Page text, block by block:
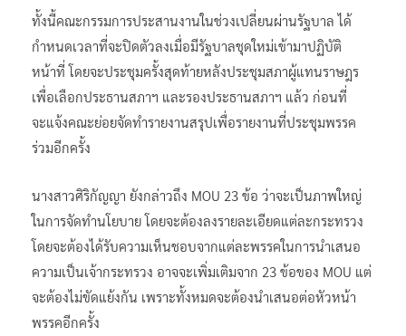
ทั้งนี้คณะกรรมการประสานงานในช่วงเปลี่ยนผ่านรัฐบาล ได้
กำหนดเวลาที่จะปิดตัวลงเมื่อมีรัฐบาลชุดใหม่เข้ามาปฏิบัติ
หน้าที่ โดยจะประชุมครั้งสุดท้ายหลังประชุมสภาผู้แทนราษฎร
เพื่อเลือกประธานสภาฯ และรองประธานสภาฯ แล้ว ก่อนที่
จะแจ้งคณะย่อยจัดทำรายงานสรุปเพื่อรายงานที่ประชุมพรรค
ร่วมอีกครั้ง
นางสาวศิริกัญญา ยังกล่าวถึง MOU 23 ข้อ ว่าจะเป็นภาพใหญ่
ในการจัดทำนโยบาย โดยจะต้องลงรายละเอียดแต่ละกระทรวง
โดยจะต้องได้รับความเห็นชอบจากแต่ละพรรคในการนำเสนอ
ความเป็นเจ้ากระทรวง อาจจะเพิ่มเติมจาก 23 ข้อของ MOU แต่
จะต้องไม่ขัดแย้งกัน เพราะทั้งหมดจะต้องนำเสนอต่อหัวหน้า
พรรคอีกครั้ง